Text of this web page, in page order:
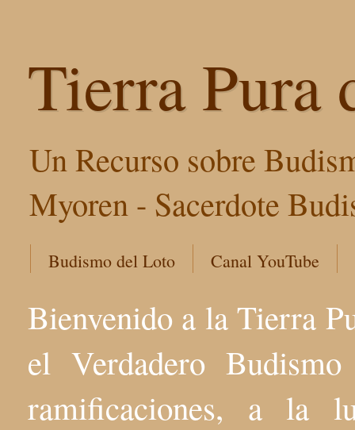
Tierra Pura
Un Recurso sobre
Myoren - Sacerdote
Budismo del Loto Canal YouTube
Bienvenido a la Tierra
el Verdadero
ramificaciones, a la